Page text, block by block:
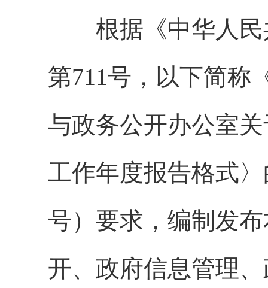
根据《中华人民
第711号，以下简称
与政务公开办公室
工作年度报告格式
号）要求，编制发
开、政府信息管理